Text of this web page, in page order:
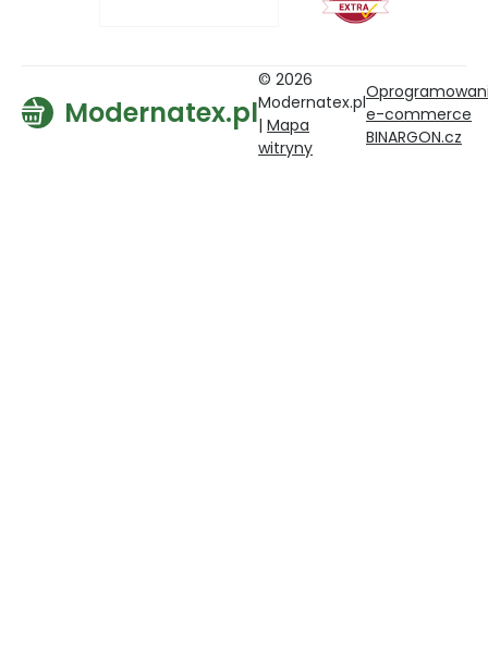
Modernatex.pl
© 2026
Modernatex.pl
| Mapa
witryny
e-commerce
BINARGON.cz